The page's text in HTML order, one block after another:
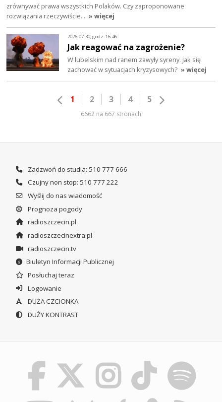
zrównywać prawa wszystkich Polaków. Czy zaproponowane
rozwiązania rzeczywiście… » więcej
2026-07-30, godz. 16:46
Jak reagować na zagrożenie?
W lubelskim nad ranem zawyły syreny. Jak się
zachować w sytuacjach kryzysowych? » więcej
1 2 3 4 5
6662 na 667 stronach
Zadzwoń do studia: 510 777 666
Czujny non stop: 510 777 222
Wyślij do nas wiadomość
Prognoza pogody
radioszczecin.pl
radioszczecinextra.pl
radioszczecin.tv
Biuletyn Informacji Publicznej
Posłuchaj teraz
Logowanie
DUŻA CZCIONKA
DUŻY KONTRAST